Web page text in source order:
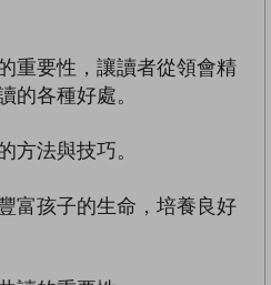
重要性，讓讀者從領會精
的各種好處。
方法與技巧。
富孩子的生命，培養良好